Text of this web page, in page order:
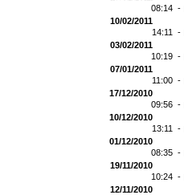
08:14 -
10/02/2011
14:11 -
03/02/2011
10:19 -
07/01/2011
11:00 -
17/12/2010
09:56 -
10/12/2010
13:11 -
01/12/2010
08:35 -
19/11/2010
10:24 -
12/11/2010